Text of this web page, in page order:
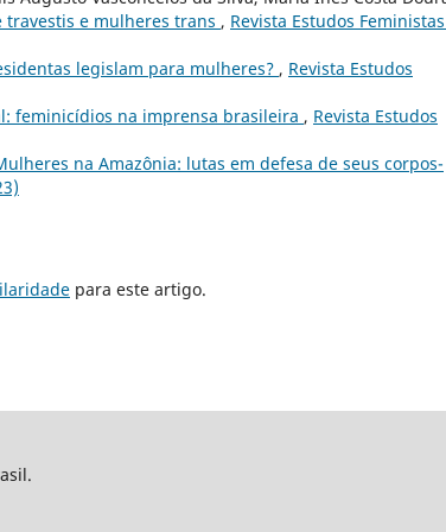
e mulheres trans , Revista Estudos
legislam para mulheres? , Revista Estudos
feminicídios na imprensa brasileira , Revista Estudos
na Amazônia: lutas em defesa de seus corpos-
para este artigo.